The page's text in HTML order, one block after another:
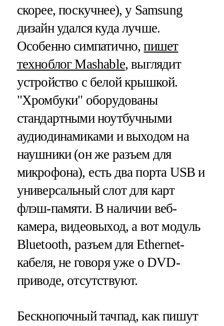
скорее, поскучнее), у Samsung
дизайн удался куда лучше.
Особенно симпатично,пишет
техноблог Mashable, выглядит
устройство с белой крышкой.
"Хромбуки" оборудованы
стандартными ноутбучными
аудиодинамиками и выходом на
наушники (он же разъем для
микрофона), есть два порта USB и
универсальный слот для карт
флэш-памяти. В наличии веб-
камера, видеовыход, а вот модуль
Bluetooth, разъем для Ethernet-
кабеля, не говоря уже о DVD-
приводе, отсутствуют.
Бескнопочный тачпад, как пишут